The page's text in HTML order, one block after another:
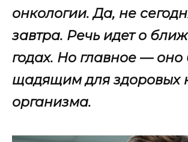
онкологии. Да, не
завтра. Речь идет о
годах. Но главное — оно
щадящим для здоровых
организма.